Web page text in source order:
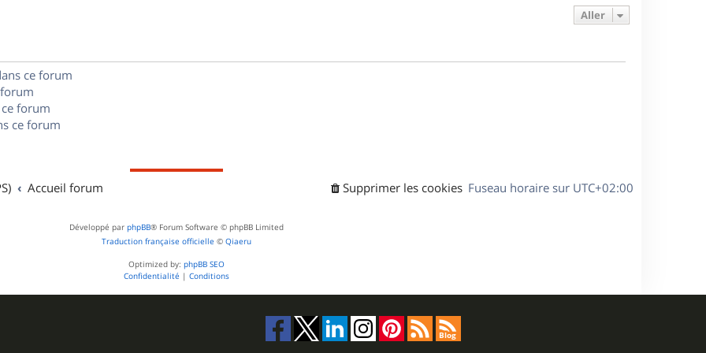
g
s
Aller
ce forum
forum
ce forum
Accueil forum Fuseau horaire sur UTC+02:00
Supprimer les cookies
Développé par phpBB® Forum Software © phpBB Limited
Traduction française officielle © Qiaeru
Optimized by: phpBB SEO
Confidentialité | Conditions